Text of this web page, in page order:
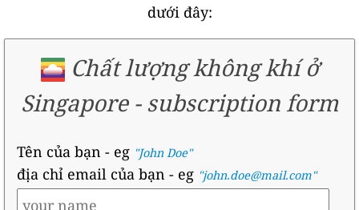
dưới đây:
Chất lượng không khí ở
Singapore- subscription form
Tên của bạn - eg "John Doe"
địa chỉ email của bạn - eg "john.doe@mail.com"